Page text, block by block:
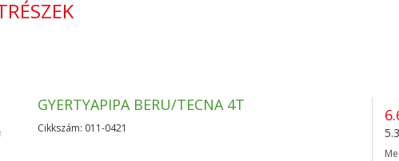
GYERTYAPIPA BERU/TECNA 4T
Cikkszám: 011-0421